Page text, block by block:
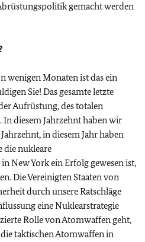
gemacht werden
wenigen Monaten ist das ein
Sie! Das gesamte letzte
Aufrüstung, des totalen
diesem Jahrzehnt haben wir
in diesem Jahr haben
die nukleare
New York ein Erfolg gewesen ist,
Die Vereinigten Staaten von
durch unsere Ratschläge
eine Nuklearstrategie
Rolle von Atomwaffen geht,
taktischen Atomwaffen in